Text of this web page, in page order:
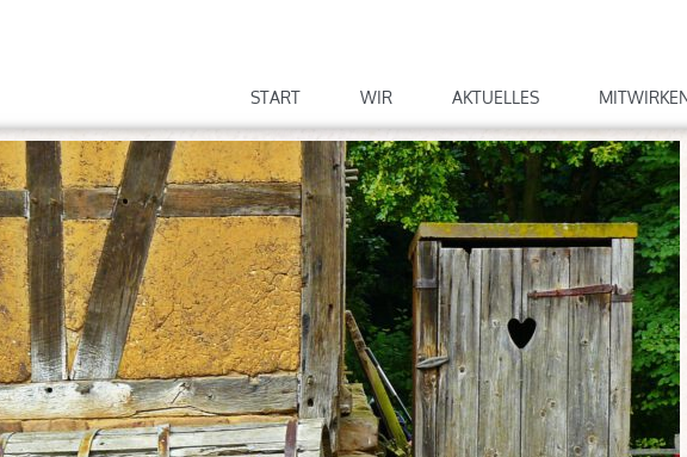
START WIR AKTUELLES